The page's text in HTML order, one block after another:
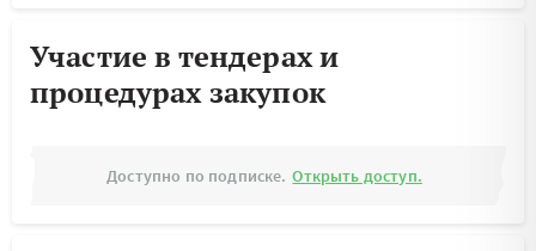
Участие в тендерах и
процедурах закупок
Доступно по подписке. Открыть доступ.